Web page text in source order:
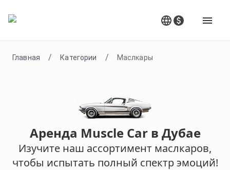
Главная / Категории / Маслкары
Аренда Muscle Car в Дубае
Изучите наш ассортимент маслкаров,
чтобы испытать полный спектр эмоций!